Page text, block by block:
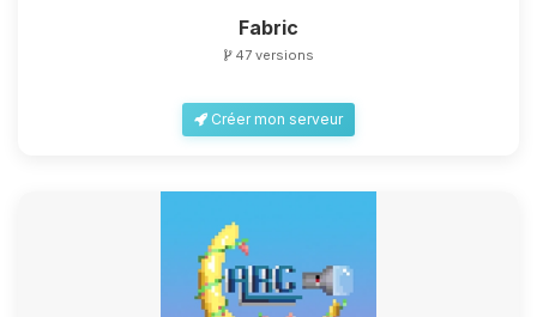
Fabric
47 versions
Créer mon serveur